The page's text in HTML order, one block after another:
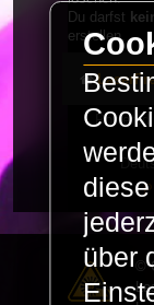
Du darfst
erstellen.
©
über